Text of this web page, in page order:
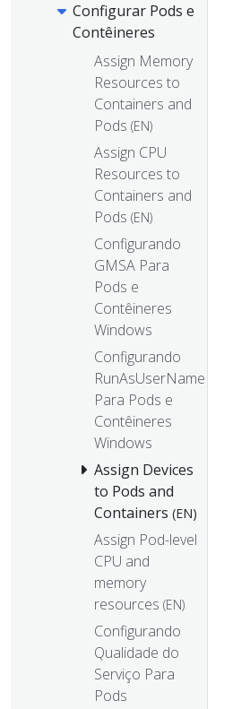
Configurar Pods e
Contêineres
Assign Memory
Resources to
Containers and
Pods (EN)
Assign CPU
Resources to
Containers and
Pods (EN)
Configurando
GMSA Para
Pods e
Contêineres
Windows
Configurando
RunAsUserName
Para Pods e
Contêineres
Windows
Assign Devices
to Pods and
Containers (EN)
Assign Pod-level
CPU and
memory
resources (EN)
Configurando
Qualidade do
Serviço Para
Pods